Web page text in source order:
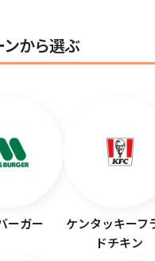
から選ぶ
ーガー
ケンタッキーフ
ドチキン